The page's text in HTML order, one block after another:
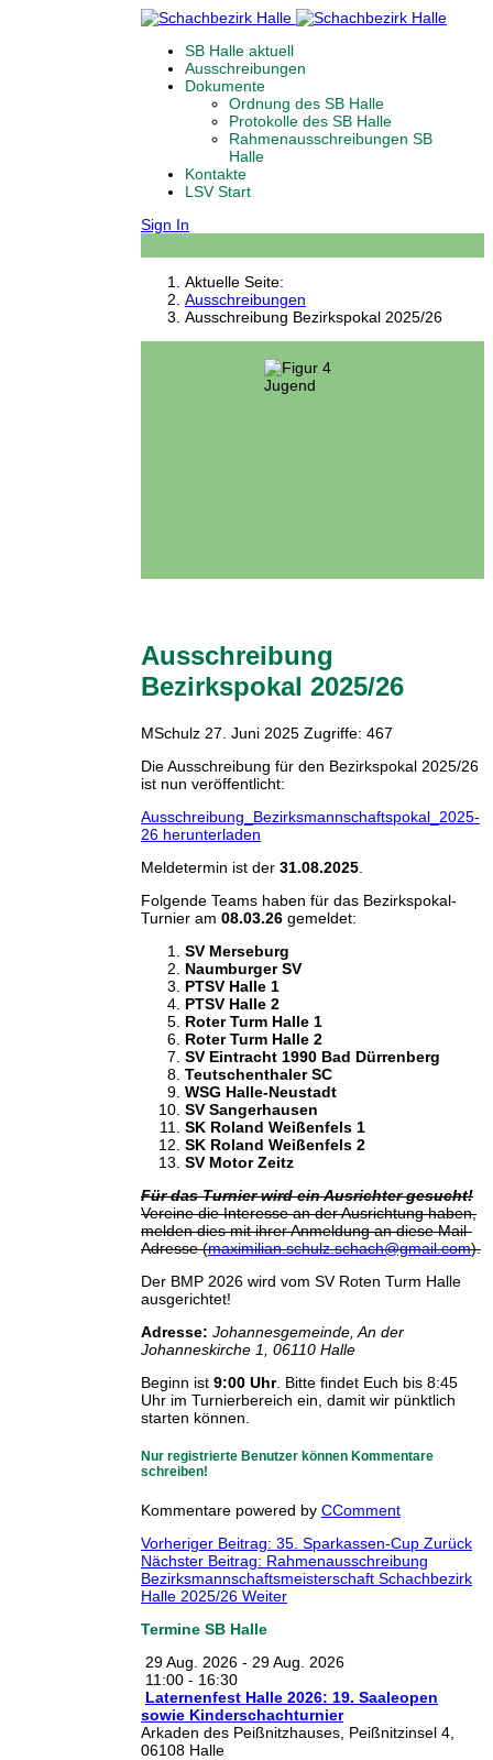
SB Halle aktuell
Ausschreibungen
Dokumente
Ordnung des SB Halle
Protokolle des SB Halle
Rahmenausschreibungen SB
Halle
Kontakte
LSV Start
Sign In
Aktuelle Seite:
Ausschreibungen
Ausschreibung Bezirkspokal 2025/26
Ausschreibung
Bezirkspokal 2025/26
MSchulz 27. Juni 2025 Zugriffe: 467
Die Ausschreibung für den Bezirkspokal 2025/26
ist nun veröffentlicht:
Ausschreibung_Bezirksmannschaftspokal_2025-
26 herunterladen
Meldetermin ist der 31.08.2025
Folgende Teams haben für das Bezirkspokal-
Turnier am 08.03.26 gemeldet:
SV Merseburg
Naumburger SV
PTSV Halle 1
PTSV Halle 2
Roter Turm Halle 1
Roter Turm Halle 2
SV Eintracht 1990 Bad Dürrenberg
Teutschenthaler SC
WSG Halle-Neustadt
SV Sangerhausen
SK Roland Weißenfels 1
SK Roland Weißenfels 2
SV Motor Zeitz
Für das Turnier wird ein Ausrichter gesucht!
Vereine die Interesse an der Ausrichtung haben,
melden dies mit ihrer Anmeldung an diese Mail-
Adresse (maximilian.schulz.schach@gmail.com).
Der BMP 2026 wird vom SV Roten Turm Halle
ausgerichtet!
Adresse: Johannesgemeinde, An der
Johanneskirche 1, 06110 Halle
Beginn ist 9:00 Uhr. Bitte findet Euch bis 8:45
Uhr im Turnierbereich ein, damit wir pünktlich
starten können.
Nur registrierte Benutzer können Kommentare
schreiben!
Kommentare powered by CComment
Vorheriger Beitrag: 35. Sparkassen-Cup Zurück
Nächster Beitrag: Rahmenausschreibung
Bezirksmannschaftsmeisterschaft Schachbezirk
Halle 2025/26 Weiter
Termine SB Halle
29 Aug. 2026 - 29 Aug. 2026
11:00 - 16:30
Laternenfest Halle 2026: 19. Saaleopen
sowie Kinderschachturnier
Arkaden des Peißnitzhauses, Peißnitzinsel 4,
06108 Halle